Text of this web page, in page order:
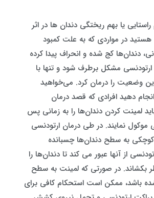
یا بهم ریختگی دندان ها در اثر
در مواردی که به علت کمبود
دندان‌ها کج شده و انحراف پیدا کرده
ارتودنسی مشکل برطرف شود و تنها با
وضعیت را درمان کرد. می‌خواهید
دهید افرادی که قصد درمان
لمینت کردن دندان‌ها را به زمانی پس
موکول نمایند. در طی درمان ارتودنسی
به سطح دندان‌ها چسبانده
از آنها عبور می‌ کند تا دندان‌ها را
بکشاند. در صورتی که لمینت به سطح
باشد، ممکن است استحکام کافی برای